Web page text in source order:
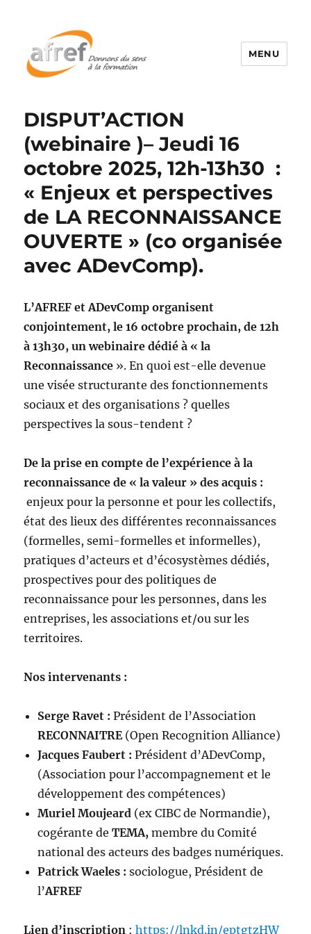
MENU
DISPUT’ACTION
(webinaire )– Jeudi 16
octobre 2025, 12h-13h30 :
« Enjeux et perspectives
de LA RECONNAISSANCE
OUVERTE » (co organisée
avec ADevComp).
L’AFREF et ADevComp organisent
conjointement, le 16 octobre prochain, de 12h
à 13h30, un webinaire dédié à « la
Reconnaissance ». En quoi est-elle devenue
une visée structurante des fonctionnements
sociaux et des organisations ? quelles
perspectives la sous-tendent ?
De la prise en compte de l’expérience à la
reconnaissance de « la valeur » des acquis :
enjeux pour la personne et pour les collectifs,
état des lieux des différentes reconnaissances
(formelles, semi-formelles et informelles),
pratiques d’acteurs et d’écosystèmes dédiés,
prospectives pour des politiques de
reconnaissance pour les personnes, dans les
entreprises, les associations et/ou sur les
territoires.
Nos intervenants :
Serge Ravet :Président de l’Association
RECONNAITRE(Open Recognition Alliance)
Jacques Faubert :Président d’ADevComp,
(Association pour l’accompagnement et le
développement des compétences)
Muriel Moujeard (ex CIBC de Normandie),
cogérante deTEMA,membre du Comité
national des acteurs des badges numériques.
Patrick Waeles :sociologue, Président de
l’AFREF
Lien d’inscription :https://lnkd.in/eptgtzHW